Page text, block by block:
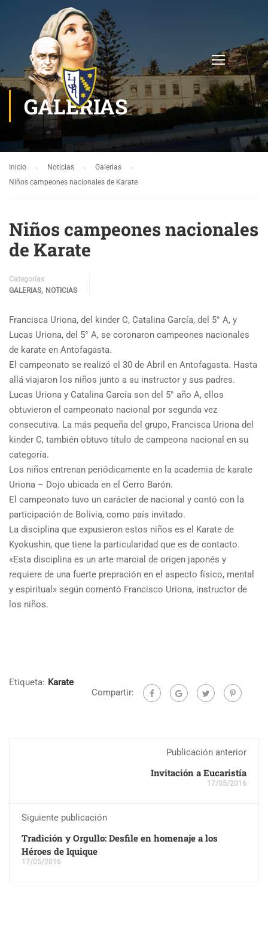
GALERIAS
Inicio Noticias
Galerias
Niños campeones nacionales de Karate
Niños campeones nacionales
de Karate
Categorías
GALERIAS, NOTICIAS
Francisca Uriona, del kinder C, Catalina García, del 5° A, y
Lucas Uriona, del 5° A, se coronaron campeones nacionales
de karate en Antofagasta.
El campeonato se realizó el 30 de Abril en Antofagasta. Hasta
allá viajaron los niños junto a su instructor y sus padres.
Lucas Uriona y Catalina García son del 5° año A, ellos
obtuvieron el campeonato nacional por segunda vez
consecutiva. La más pequeña del grupo, Francisca Uriona del
kinder C, también obtuvo título de campeona nacional en su
categoría.
Los niños entrenan periódicamente en la academia de karate
Uriona – Dojo ubicada en el Cerro Barón.
El campeonato tuvo un carácter de nacional y contó con la
participación de Bolivia, como país invitado.
La disciplina que expusieron estos niños es el Karate de
Kyokushin, que tiene la particularidad que es de contacto.
«Esta disciplina es un arte marcial de origen japonés y
requiere de una fuerte prepración en el aspecto físico, mental
y espiritual» según comentó Francisco Uriona, instructor de
los niños.
Etiqueta: Karate
Compartir:
Publicación anterior
Invitación a Eucaristía
17/05/2016
Siguiente publicación
Tradición y Orgullo: Desfile en homenaje a los
Héroes de Iquique
17/05/2016